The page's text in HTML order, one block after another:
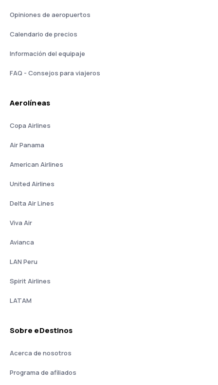
Opiniones de aeropuertos
Calendario de precios
Información del equipaje
FAQ - Consejos para viajeros
Aerolíneas
Copa Airlines
Air Panama
American Airlines
United Airlines
Delta Air Lines
Viva Air
Avianca
LAN Peru
Spirit Airlines
LATAM
Sobre eDestinos
Acerca de nosotros
Programa de afiliados